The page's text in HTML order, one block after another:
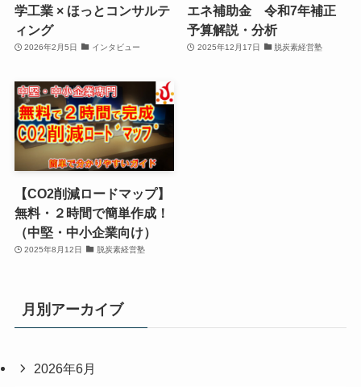
学工業 × ほっとコンサルテ
ィング
2026年2月5日 インタビュー
エネ補助金 令和7年補正
予算解説・分析
2025年12月17日 脱炭素経営塾
【CO2削減ロードマップ】
無料・２時間で簡単作成！
（中堅・中小企業向け）
2025年8月12日 脱炭素経営塾
月別アーカイブ
2026年6月